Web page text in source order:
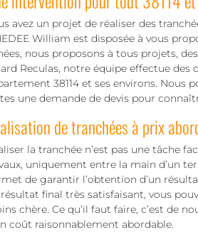
avez un projet de réaliser des
William est disposée à vous
nous proposons à tous projets,
Reculas, notre équipe effectue
38114 et ses environs. Nous
une demande de devis pour
de tranchées à prix
la tranchée n’est pas une tâche
uniquement entre la main d’un
de garantir l’obtention d’un
final très satisfaisant, vous
chère. Ce qu’il faut faire, c’est de
coût raisonnablement abordable.